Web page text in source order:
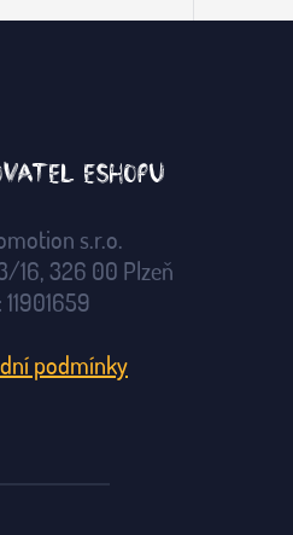
eshopu
s.r.o.
16, 326 00 Plzeň
11901659
podmínky